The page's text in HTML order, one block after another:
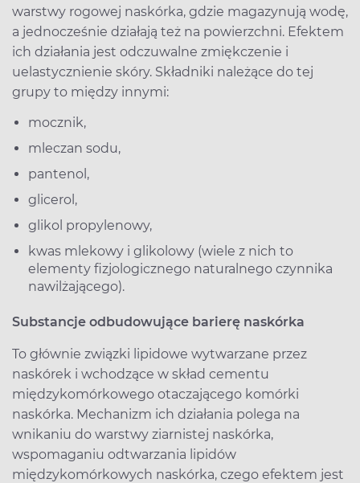
warstwy rogowej naskórka, gdzie magazynują wodę,
a jednocześnie działają też na powierzchni. Efektem
ich działania jest odczuwalne zmiękczenie i
uelastycznienie skóry. Składniki należące do tej
grupy to między innymi:
mocznik,
mleczan sodu,
pantenol,
glicerol,
glikol propylenowy,
kwas mlekowy i glikolowy (wiele z nich to
elementy fizjologicznego naturalnego czynnika
nawilżającego).
Substancje odbudowujące barierę naskórka
To głównie związki lipidowe wytwarzane przez
naskórek i wchodzące w skład cementu
międzykomórkowego otaczającego komórki
naskórka. Mechanizm ich działania polega na
wnikaniu do warstwy ziarnistej naskórka,
wspomaganiu odtwarzania lipidów
międzykomórkowych naskórka, czego efektem jest